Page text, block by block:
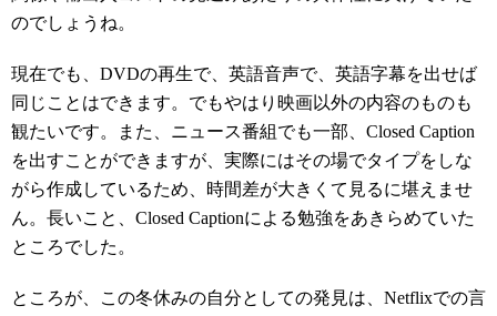
のでしょうね。
現在でも、DVDの再生で、英語音声で、英語字幕を出せば
同じことはできます。でもやはり映画以外の内容のものも
観たいです。また、ニュース番組でも一部、Closed Caption
を出すことができますが、実際にはその場でタイプをしな
がら作成しているため、時間差が大きくて見るに堪えませ
ん。長いこと、Closed Captionによる勉強をあきらめていた
ところでした。
ところが、この冬休みの自分としての発見は、Netflixでの言